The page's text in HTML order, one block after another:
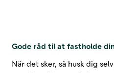
Gode råd til at fastholde
Når det sker, så husk dig